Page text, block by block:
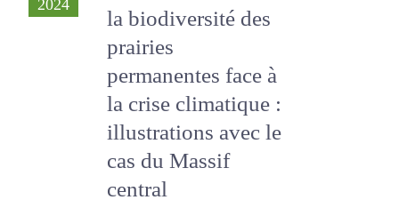
#258
Rôle fonctionnel de
la biodiversité des
prairies
permanentes face
à la crise
climatique :
illustrations avec le